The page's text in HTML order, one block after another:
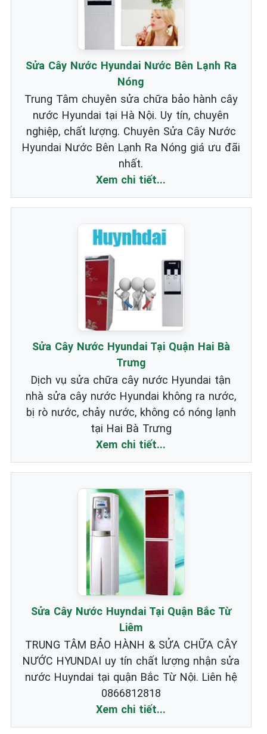
Sửa Cây Nước Hyundai Nước Bên Lạnh Ra
Nóng
Trung Tâm chuyên sửa chữa bảo hành cây
nước Hyundai tại Hà Nội. Uy tín, chuyên
nghiệp, chất lượng. Chuyên Sửa Cây Nước
Hyundai Nước Bên Lạnh Ra Nóng giá ưu đãi
nhất.
Xem chi tiết...
Sửa Cây Nước Hyundai Tại Quận Hai Bà
Trưng
Dịch vụ sửa chữa cây nước Hyundai tận
nhà sửa cây nước Hyundai không ra nước,
bị rò nước, chảy nước, không có nóng lạnh
tại Hai Bà Trưng
Xem chi tiết...
Sửa Cây Nước Huyndai Tại Quận Bắc Từ
Liêm
TRUNG TÂM BẢO HÀNH & SỬA CHỮA CÂY
NƯỚC HYUNDAI uy tín chất lượng nhận sửa
nước Huyndai tại quận Bắc Từ Nội. Liên hệ
0866812818
Xem chi tiết...